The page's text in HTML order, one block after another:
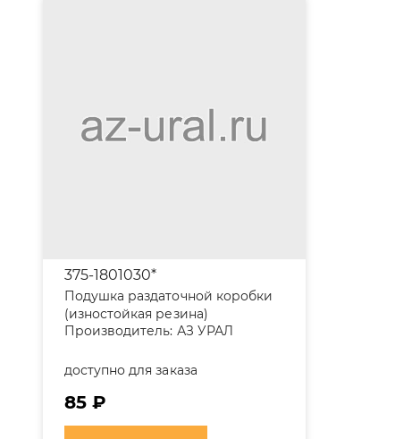
375-1801030*
Подушка раздаточной коробки
(изностойкая резина)
Производитель: АЗ УРАЛ
доступно для заказа
85 ₽